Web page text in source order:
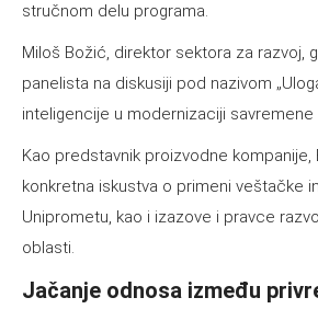
stručnom delu programa.
Miloš Božić, direktor sektora za razvoj,
panelista na diskusiji pod nazivom
inteligencije u modernizaciji savremene
Kao predstavnik proizvodne
konkretna iskustva o primeni veštačke
Uniprometu, kao i izazove i pravce
oblasti.
Jačanje odnosa između